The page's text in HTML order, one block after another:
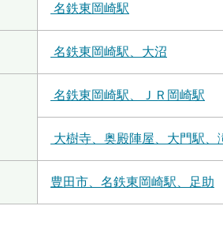
名鉄東岡崎駅
名鉄東岡崎駅、大沼
名鉄東岡崎駅、ＪＲ岡崎駅
大樹寺、奥殿陣屋、大門駅
豊田市、名鉄東岡崎駅、足助